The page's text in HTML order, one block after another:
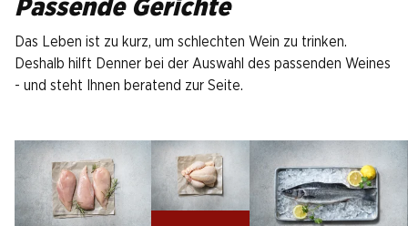
Passende Gerichte
Das Leben ist zu kurz, um schlechten Wein zu trinken.
Deshalb hilft Denner bei der Auswahl des passenden Weines
- und steht Ihnen beratend zur Seite.